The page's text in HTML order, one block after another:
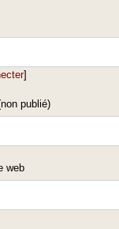
]
publié)
web